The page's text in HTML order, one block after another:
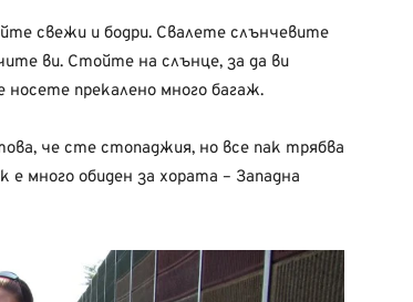
свежи и бодри. Свалете слънчевите
ви. Стойте на слънце, за да ви
прекалено много багаж.
че сте стопаджия, но все пак трябва
много обиден за хората – Западна